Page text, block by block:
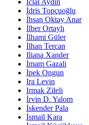
İclal Aydın
İdris Topçuoğlu
İhsan Oktay Anar
İlber Ortaylı
İlhami Güler
İlhan Tercan
Iliana Xander
İmam Gazali
İpek Ongun
Ira Levin
Irmak Zileli
İrvin D. Yalom
İskender Pala
İsmail Kara